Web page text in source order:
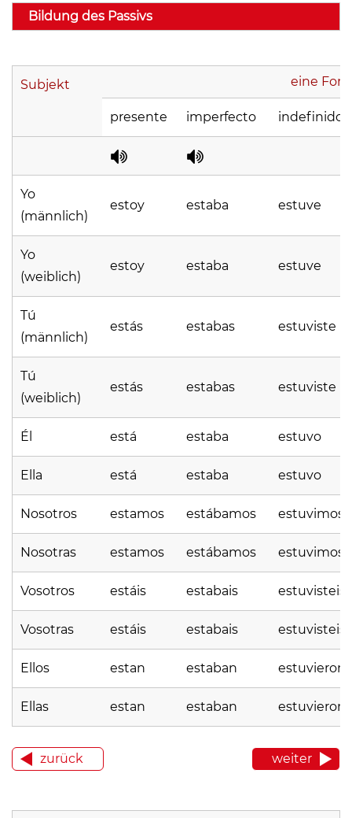
Bildung des Passivs
Subjekt eine
presente imperfecto indefinido
Yo
(männlich)
estoy estaba estuve
Yo
(weiblich)
estoy estaba estuve
Tú
(männlich)
estás estabas estuviste
Tú
(weiblich)
estás estabas estuviste
Él está estaba estuvo
Ella está estaba estuvo
Nosotros estamos estábamos estuvimos
Nosotras estamos estábamos estuvimos
Vosotros estáis estabais estuvisteis
Vosotras estáis estabais estuvisteis
Ellos estan estaban estuvieron
Ellas estan estaban estuvieron
zurück weiter